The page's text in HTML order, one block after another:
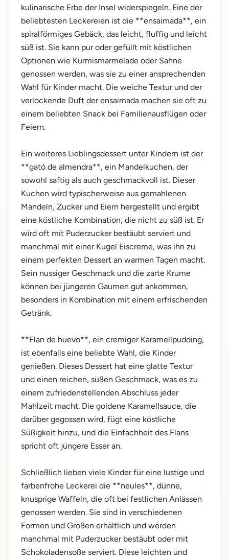
kulinarische Erbe der Insel widerspiegeln. Eine der
beliebtesten Leckereien ist die **ensaimada**, ein
spiralförmiges Gebäck, das leicht, fluffig und leicht
süß ist. Sie kann pur oder gefüllt mit köstlichen
Optionen wie Kürmismarmelade oder Sahne
genossen werden, was sie zu einer ansprechenden
Wahl für Kinder macht. Die weiche Textur und der
verlockende Duft der ensaimada machen sie oft zu
einem beliebten Snack bei Familienausflügen oder
Feiern.
Ein weiteres Lieblingsdessert unter Kindern ist der
**gató de almendra**, ein Mandelkuchen, der
sowohl saftig als auch geschmackvoll ist. Dieser
Kuchen wird typischerweise aus gemahlenen
Mandeln, Zucker und Eiern hergestellt und ergibt
eine köstliche Kombination, die nicht zu süß ist. Er
wird oft mit Puderzucker bestäubt serviert und
manchmal mit einer Kugel Eiscreme, was ihn zu
einem perfekten Dessert an warmen Tagen macht.
Sein nussiger Geschmack und die zarte Krume
können bei jüngeren Gaumen gut ankommen,
besonders in Kombination mit einem erfrischenden
Getränk.
**Flan de huevo**, ein cremiger Karamellpudding,
ist ebenfalls eine beliebte Wahl, die Kinder
genießen. Dieses Dessert hat eine glatte Textur
und einen reichen, süßen Geschmack, was es zu
einem zufriedenstellenden Abschluss jeder
Mahlzeit macht. Die goldene Karamellsauce, die
darüber gegossen wird, fügt eine köstliche
Süßigkeit hinzu, und die Einfachheit des Flans
spricht oft jüngere Esser an.
Schließlich lieben viele Kinder für eine lustige und
farbenfrohe Leckerei die **neules**, dünne,
knusprige Waffeln, die oft bei festlichen Anlässen
genossen werden. Sie sind in verschiedenen
Formen und Größen erhältlich und werden
manchmal mit Puderzucker bestäubt oder mit
Schokoladensoße serviert. Diese leichten und